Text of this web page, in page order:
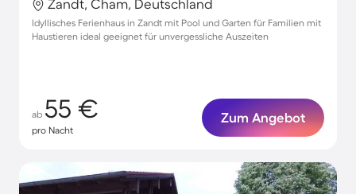
Zandt, Cham, Deutschland
Idyllisches Ferienhaus in Zandt mit Pool und Garten für Familien mit
Haustieren ideal geeignet für unvergessliche Auszeiten
ab 55 €
pro Nacht
Zum Angebot